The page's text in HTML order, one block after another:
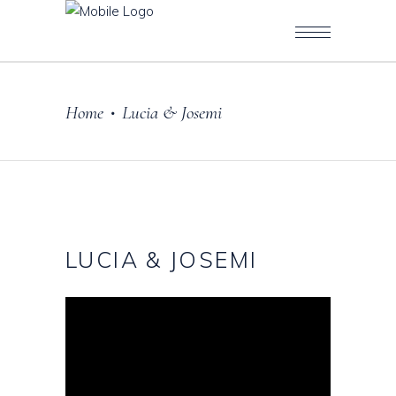
Home • Lucia & Josemi
LUCIA & JOSEMI